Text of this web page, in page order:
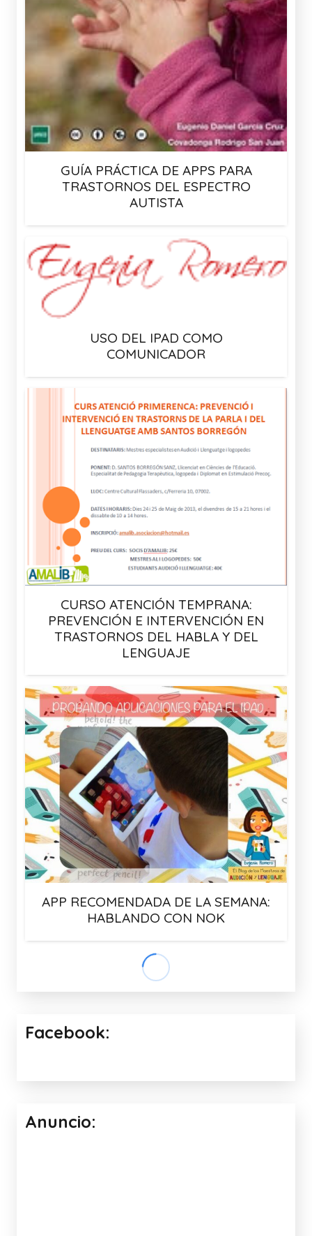
GUÍA PRÁCTICA DE APPS PARA
TRASTORNOS DEL ESPECTRO
AUTISTA
USO DEL IPAD COMO
COMUNICADOR
CURSO ATENCIÓN TEMPRANA:
PREVENCIÓN E INTERVENCIÓN EN
TRASTORNOS DEL HABLA Y DEL
LENGUAJE
APP RECOMENDADA DE LA SEMANA:
HABLANDO CON NOK